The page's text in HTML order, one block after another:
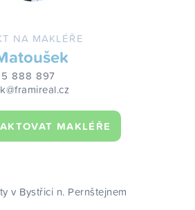
NA MAKLÉŘE
888 897
MAKLÉŘE
v Bystřici n. Pernštejnem